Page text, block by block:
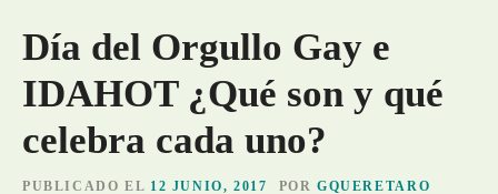
Día del Orgullo Gay e
IDAHOT ¿Qué son y qué
celebra cada uno?
PUBLICADO EL 12 JUNIO, 2017 POR GQUERETARO